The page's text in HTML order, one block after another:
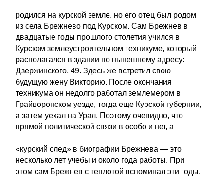
родился на курской земле, но его отец был родом
из села Брежнево под Курском. Сам Брежнев в
двадцатые годы прошлого столетия учился в
Курском землеустроительном техникуме, который
располагался в здании по нынешнему адресу:
Дзержинского, 49. Здесь же встретил свою
будущую жену Викторию. После окончания
техникума он недолго работал землемером в
Грайворонском уезде, тогда еще Курской губернии,
а затем уехал на Урал. Поэтому очевидно, что
прямой политической связи в особо и нет, а
«курский след» в биографии Брежнева — это
несколько лет учебы и около года работы. При
этом сам Брежнев с теплотой вспоминал эти годы,